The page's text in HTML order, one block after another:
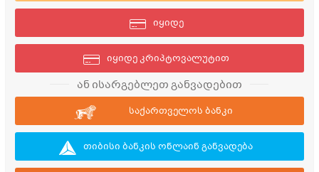
იყიდე
იყიდე კრიპტოვალუტით
ან ისარგებლეთ განვადებით
საქართველოს ბანკი
თიბისი ბანკის ონლაინ განვადება